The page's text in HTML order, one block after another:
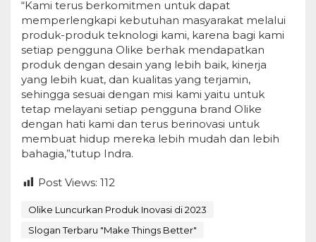
“Kami terus berkomitmen untuk dapat
memperlengkapi kebutuhan masyarakat melalui
produk-produk teknologi kami, karena bagi kami
setiap pengguna Olike berhak mendapatkan
produk dengan desain yang lebih baik, kinerja
yang lebih kuat, dan kualitas yang terjamin,
sehingga sesuai dengan misi kami yaitu untuk
tetap melayani setiap pengguna brand Olike
dengan hati kami dan terus berinovasi untuk
membuat hidup mereka lebih mudah dan lebih
bahagia,”tutup Indra.
Post Views: 112
Olike Luncurkan Produk Inovasi di 2023
Slogan Terbaru "Make Things Better"